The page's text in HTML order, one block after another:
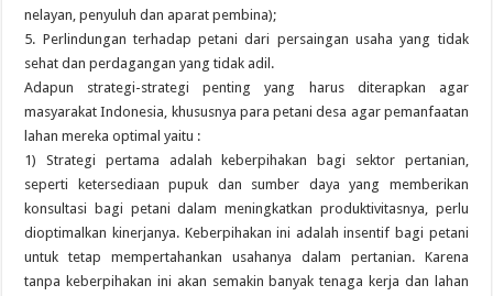
nelayan, penyuluh dan aparat pembina);
5. Perlindungan terhadap petani dari persaingan usaha yang tidak
sehat dan perdagangan yang tidak adil.
Adapun strategi-strategi penting yang harus diterapkan agar
masyarakat Indonesia, khususnya para petani desa agar pemanfaatan
lahan mereka optimal yaitu :
1) Strategi pertama adalah keberpihakan bagi sektor pertanian,
seperti ketersediaan pupuk dan sumber daya yang memberikan
konsultasi bagi petani dalam meningkatkan produktivitasnya, perlu
dioptimalkan kinerjanya. Keberpihakan ini adalah insentif bagi petani
untuk tetap mempertahankan usahanya dalam pertanian. Karena
tanpa keberpihakan ini akan semakin banyak tenaga kerja dan lahan